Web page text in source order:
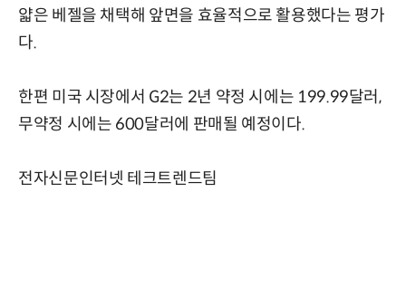
얇은 베젤을 채택해 앞면을 효율적으로 활용했다는 평가
다.
한편 미국 시장에서 G2는 2년 약정 시에는 199.99달러,
무약정 시에는 600달러에 판매될 예정이다.
전자신문인터넷 테크트렌드팀